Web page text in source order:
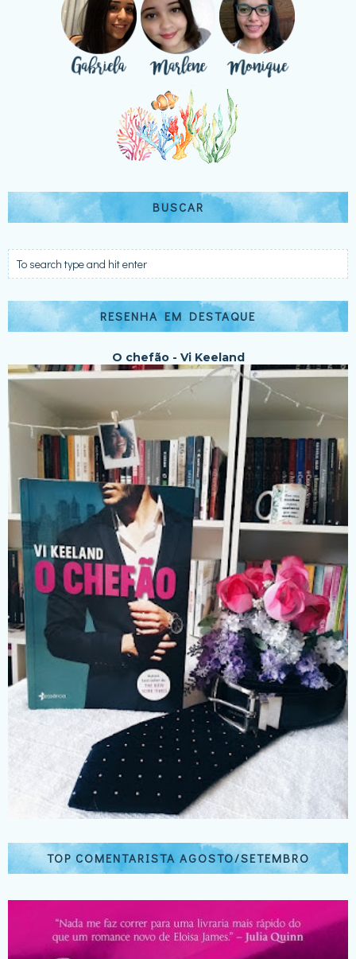
BUSCAR
RESENHA EM DESTAQUE
O chefão - Vi Keeland
TOP COMENTARISTA AGOSTO/SETEMBRO